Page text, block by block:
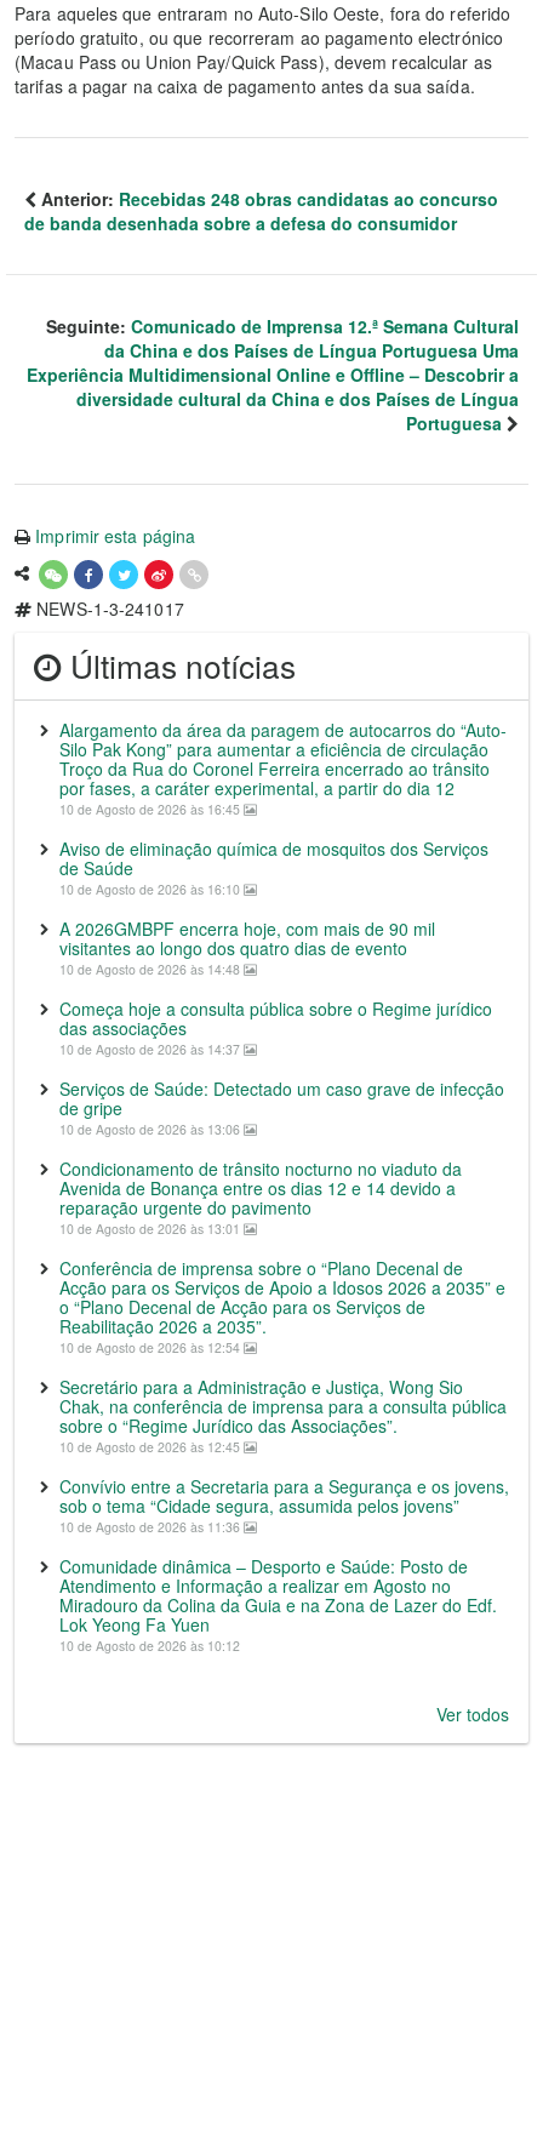
Para aqueles que entraram no Auto-Silo Oeste, fora do referido
período gratuito, ou que recorreram ao pagamento electrónico
(Macau Pass ou Union Pay/Quick Pass), devem recalcular as
tarifas a pagar na caixa de pagamento antes da sua saída.
Anterior: Recebidas 248 obras candidatas ao concurso
de banda desenhada sobre a defesa do consumidor
Seguinte: Comunicado de Imprensa 12.ª Semana Cultural
da China e dos Países de Língua Portuguesa Uma
Experiência Multidimensional Online e Offline – Descobrir a
diversidade cultural da China e dos Países de Língua
Portuguesa
Imprimir esta página
NEWS-1-3-241017
Últimas notícias
Alargamento da área da paragem de autocarros do “Auto-
Silo Pak Kong” para aumentar a eficiência de circulação
Troço da Rua do Coronel Ferreira encerrado ao trânsito
por fases, a caráter experimental, a partir do dia 12
10 de Agosto de 2026 às 16:45
Aviso de eliminação química de mosquitos dos Serviços
de Saúde
10 de Agosto de 2026 às 16:10
A 2026GMBPF encerra hoje, com mais de 90 mil
visitantes ao longo dos quatro dias de evento
10 de Agosto de 2026 às 14:48
Começa hoje a consulta pública sobre o Regime jurídico
das associações
10 de Agosto de 2026 às 14:37
Serviços de Saúde: Detectado um caso grave de infecção
de gripe
10 de Agosto de 2026 às 13:06
Condicionamento de trânsito nocturno no viaduto da
Avenida de Bonança entre os dias 12 e 14 devido a
reparação urgente do pavimento
10 de Agosto de 2026 às 13:01
Conferência de imprensa sobre o “Plano Decenal de
Acção para os Serviços de Apoio a Idosos 2026 a 2035” e
o “Plano Decenal de Acção para os Serviços de
Reabilitação 2026 a 2035”.
10 de Agosto de 2026 às 12:54
Secretário para a Administração e Justiça, Wong Sio
Chak, na conferência de imprensa para a consulta pública
sobre o “Regime Jurídico das Associações”.
10 de Agosto de 2026 às 12:45
Convívio entre a Secretaria para a Segurança e os jovens,
sob o tema “Cidade segura, assumida pelos jovens”
10 de Agosto de 2026 às 11:36
Comunidade dinâmica – Desporto e Saúde: Posto de
Atendimento e Informação a realizar em Agosto no
Miradouro da Colina da Guia e na Zona de Lazer do Edf.
Lok Yeong Fa Yuen
10 de Agosto de 2026 às 10:12
Ver todos